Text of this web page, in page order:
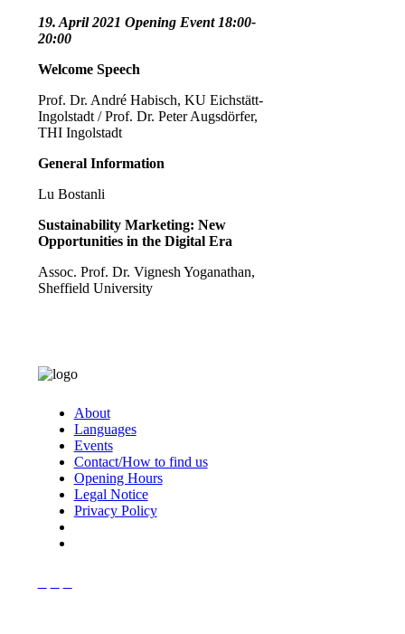
19. April 2021 Opening Event 18:00-
20:00
Welcome Speech
Prof. Dr. André Habisch, KU Eichstätt-
Ingolstadt / Prof. Dr. Peter Augsdörfer,
THI Ingolstadt
General Information
Lu Bostanli
Sustainability Marketing: New
Opportunities in the Digital Era
Assoc. Prof. Dr. Vignesh Yoganathan,
Sheffield University
About
Languages
Events
Contact/How to find us
Opening Hours
Legal Notice
Privacy Policy